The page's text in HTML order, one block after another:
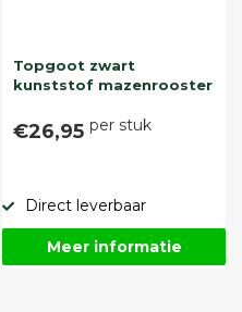
Topgoot zwart
kunststof mazenrooster
€26,95 per stuk
Direct leverbaar
Meer informatie